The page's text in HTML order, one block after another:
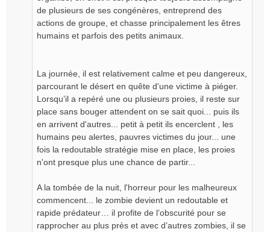
de plusieurs de ses congénères, entreprend des
actions de groupe, et chasse principalement les êtres
humains et parfois des petits animaux.
La journée, il est relativement calme et peu dangereux,
parcourant le désert en quête d'une victime à piéger.
Lorsqu’il a repéré une ou plusieurs proies, il reste sur
place sans bouger attendent on se sait quoi... puis ils
en arrivent d'autres... petit à petit ils encerclent , les
humains peu alertes, pauvres victimes du jour... une
fois la redoutable stratégie mise en place, les proies
n'ont presque plus une chance de partir...
A la tombée de la nuit, l'horreur pour les malheureux
commencent... le zombie devient un redoutable et
rapide prédateur… il profite de l’obscurité pour se
rapprocher au plus près et avec d’autres zombies, il se